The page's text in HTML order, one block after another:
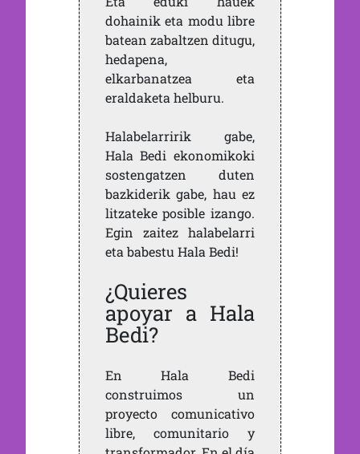
dohainik eta modu libre
batean zabaltzen ditugu,
hedapena,
elkarbanatzea eta
eraldaketa helburu.
Halabelarririk gabe,
Hala Bedi ekonomikoki
sostengatzen duten
bazkiderik gabe, hau ez
litzateke posible izango.
Egin zaitez halabelarri
eta babestu Hala Bedi!
¿Quieres
apoyar a Hala
Bedi?
En Hala Bedi
construimos un
proyecto comunicativo
libre, comunitario y